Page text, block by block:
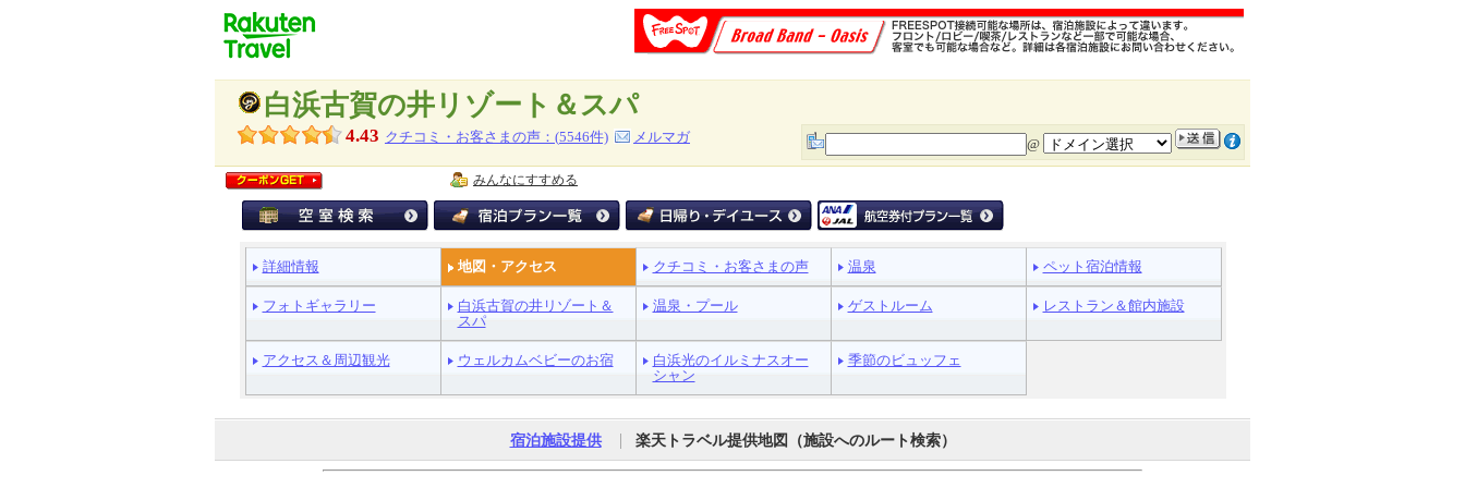
白浜古賀の井リゾート＆スパ
4.43 クチコミ・お客さまの声：(5546件) メルマガ @
みんなにすすめる
ペ
ー
ニ
ュ
詳細情報 地図・アクセス クチコミ・お客さまの声 温泉 ペット宿泊情報
フォトギャラリー
白浜古賀の井リゾート＆
スパ
温泉・プール ゲストルーム レストラン＆館内施設
アクセス＆周辺観光 ウェルカムベビーのお宿
白浜光のイルミナスオー
シャン
季節のビュッフェ
宿泊施設提供 | 楽天トラベル提供地図（施設へのルート検索）